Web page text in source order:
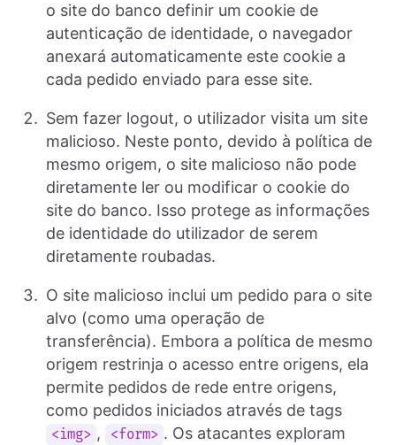
o site do banco definir um cookie de
autenticação de identidade, o navegador
anexará automaticamente este cookie a
cada pedido enviado para esse site.
Sem fazer logout, o utilizador visita um site
malicioso. Neste ponto, devido à política de
mesmo origem, o site malicioso não pode
diretamente ler ou modificar o cookie do
site do banco. Isso protege as informações
de identidade do utilizador de serem
diretamente roubadas.
O site malicioso inclui um pedido para o site
alvo (como uma operação de
transferência). Embora a política de mesmo
origem restrinja o acesso entre origens, ela
permite pedidos de rede entre origens,
como pedidos iniciados através de tags
<img> , <form> . Os atacantes exploram